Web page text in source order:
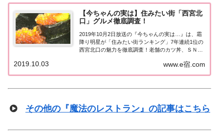
【今ちゃんの実は】住みたい街「西宮北
口」グルメ徹底調査！
2019年10月2日放送の『今ちゃんの実は…』は、霜
降り明星が「住みたい街ランキング」7年連続1位の
西宮北口の魅力を徹底調査！老舗のカツ丼、ＳＮＳ
タグルメを大満喫！紹介された情報はこちら！住み
www.e宿.com
2019.10.03
その他の『魔法のレストラン』の記事はこちら